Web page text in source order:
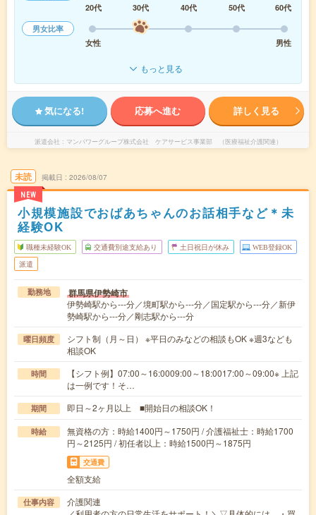
20代
30代 40代 50代
60代
男女比率
女性
男性
もっと見る
気になる! 応募へ進む 詳しく見る
派遣会社 マンパワーグループ株式会社 ケアサービス事業部 （医療福祉介護関連）
未読
NEW
掲載日 2026/08/07
小規模施設でおばあちゃんのお話相手など＊未
経験OK
職種未経験OK 交通費別途支給あり 土日祝日が休み WEB登録OK
派遣
勤務地 群馬県伊勢崎市
伊勢崎駅から---分／境町駅から---分／国定駅から---分／新伊
勢崎駅から---分／剛志駅から---分
曜日頻度
シフト制（月～日） ※平日のみなどの相談もOK ※週3なども
相談OK
時間
【シフト例】07:00～16:0009:00～18:0017:00～09:00※ 上記
は一例です！そ…
期間 即日～2ヶ月以上 ■開始日の相談OK！
時給
無資格の方：時給1400円～1750円 / 介護福祉士：時給1700
円～2125円 / 初任者以上：時給1500円～1875円
交通費
全額支給
仕事内容
介護関連